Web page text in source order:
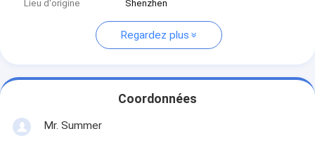
Lieu d'origine
Shenzhen
Regardez plus
Coordonnées
Mr. Summer